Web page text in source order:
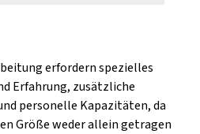
erfordern spezielles
Erfahrung, zusätzliche
personelle Kapazitäten, da
Größe weder allein getragen